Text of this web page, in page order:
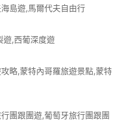
島遊,馬爾代夫自由行
遊,西葡深度遊
略,蒙特內哥羅旅遊景點,蒙特
團跟團遊,葡萄牙旅行團跟團